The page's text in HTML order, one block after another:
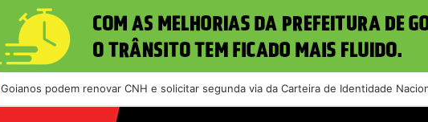
Goianos podem renovar CNH e solicitar segunda via da Carteira de Identidade